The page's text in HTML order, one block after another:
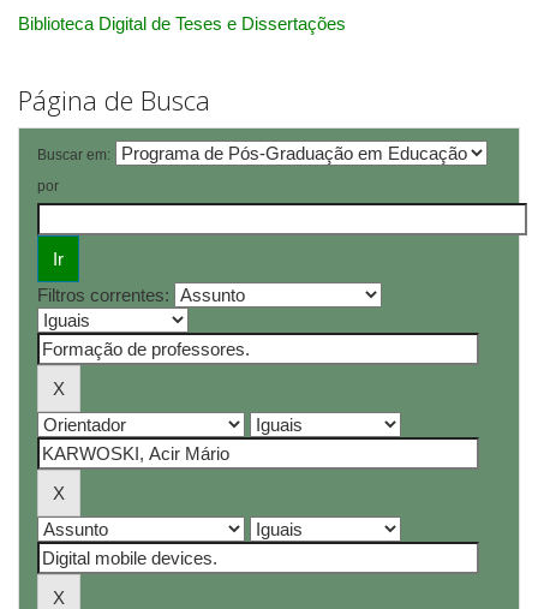
Biblioteca Digital de Teses e Dissertações
Página de Busca
Buscar em:
por
Filtros correntes: